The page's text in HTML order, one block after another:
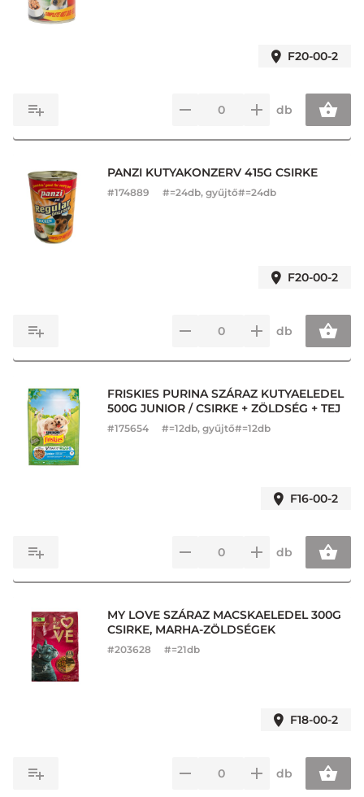
F20-00-2
db
PANZI KUTYAKONZERV 415G CSIRKE
#174889 #=24db, gyűjtő#=24db
F20-00-2
db
FRISKIES PURINA SZÁRAZ KUTYAELEDEL
500G JUNIOR / CSIRKE + ZÖLDSÉG + TEJ
#175654 #=12db, gyűjtő#=12db
F16-00-2
db
MY LOVE SZÁRAZ MACSKAELEDEL 300G
CSIRKE, MARHA-ZÖLDSÉGEK
#203628 #=21db
F18-00-2
db